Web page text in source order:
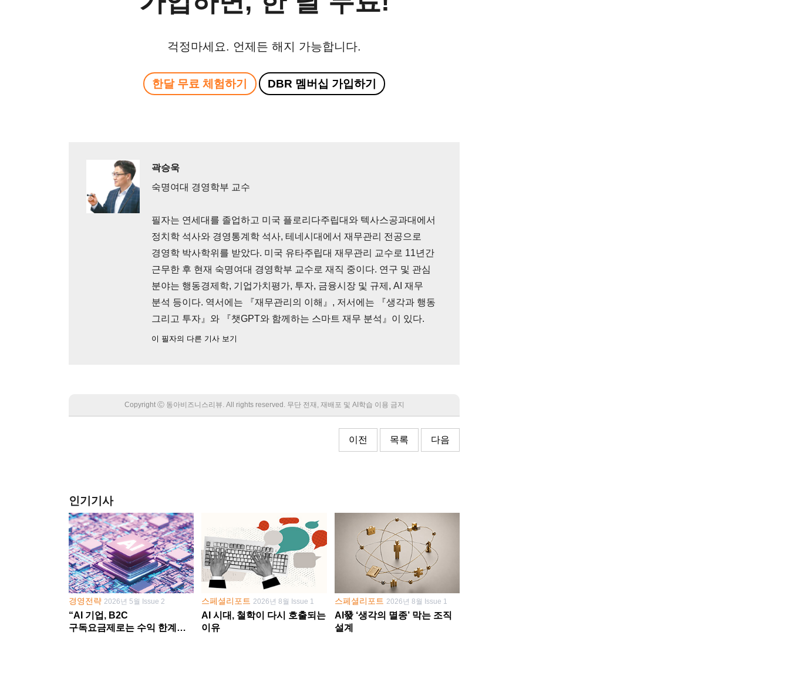
걱정마세요. 언제든 해지 가능합니다.
한달 무료 체험하기 DBR 멤버십 가입하기
곽승욱
숙명여대 경영학부 교수
필자는 연세대를 졸업하고 미국 플로리다주립대와 텍사스공과대에서
정치학 석사와 경영통계학 석사, 테네시대에서 재무관리 전공으로
경영학 박사학위를 받았다. 미국 유타주립대 재무관리 교수로 11년간
근무한 후 현재 숙명여대 경영학부 교수로 재직 중이다. 연구 및 관심
분야는 행동경제학, 기업가치평가, 투자, 금융시장 및 규제, AI 재무
분석 등이다. 역서에는 『재무관리의 이해』, 저서에는 『생각과 행동
그리고 투자』와 『챗GPT와 함께하는 스마트 재무 분석』이 있다.
이 필자의 다른 기사 보기
Copyright Ⓒ 동아비즈니스리뷰. All rights reserved. 무단 전재, 재배포 및 AI학습 이용 금지
이전 목록 다음
인기기사
경영전략 2026년 5월 Issue 2
“AI 기업, B2C
구독요금제로는 수익 한계
스페셜리포트 2026년 8월 Issue 1
AI 시대, 철학이 다시 호출되는
이유
스페셜리포트 2026년 8월 Issue 1
AI發 ‘생각의 멸종’ 막는 조직
설계